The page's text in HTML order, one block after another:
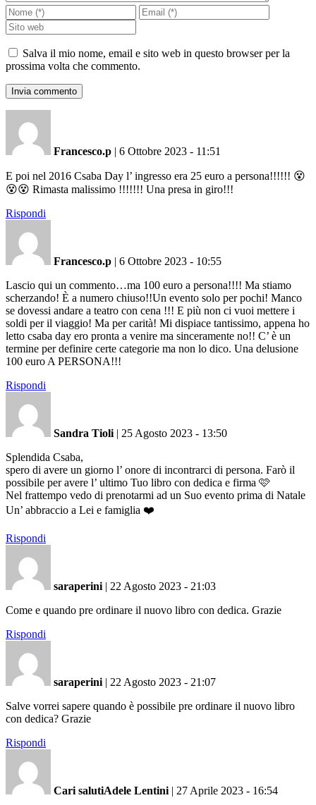
Salva il mio nome, email e sito web in questo browser per la
prossima volta che commento.
Francesco.p | 6 Ottobre 2023 - 11:51
E poi nel 2016 Csaba Day l’ ingresso era 25 euro a persona!!!!!! 😵
😵😵 Rimasta malissimo !!!!!!! Una presa in giro!!!
Rispondi
Francesco.p | 6 Ottobre 2023 - 10:55
Lascio qui un commento…ma 100 euro a persona!!!! Ma stiamo
scherzando! È a numero chiuso!!Un evento solo per pochi! Manco
se dovessi andare a teatro con cena !!! E più non ci vuoi mettere i
soldi per il viaggio! Ma per carità! Mi dispiace tantissimo, appena ho
letto csaba day ero pronta a venire ma sinceramente no!! C’ è un
termine per definire certe categorie ma non lo dico. Una delusione
100 euro A PERSONA!!!
Rispondi
Sandra Tioli | 25 Agosto 2023 - 13:50
Splendida Csaba,
spero di avere un giorno l’ onore di incontrarci di persona. Farò il
possibile per avere l’ ultimo Tuo libro con dedica e firma 🩷
Nel frattempo vedo di prenotarmi ad un Suo evento prima di Natale
Un’ abbraccio a Lei e famiglia ❤️
Rispondi
saraperini | 22 Agosto 2023 - 21:03
Come e quando pre ordinare il nuovo libro con dedica. Grazie
Rispondi
saraperini | 22 Agosto 2023 - 21:07
Salve vorrei sapere quando è possibile pre ordinare il nuovo libro
con dedica? Grazie
Rispondi
Cari salutiAdele Lentini | 27 Aprile 2023 - 16:54